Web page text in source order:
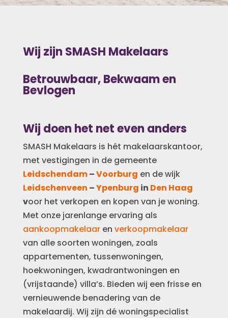
Wij zijn SMASH Makelaars
Betrouwbaar, Bekwaam en
Bevlogen
Wij doen het net even anders
SMASH Makelaars is hét makelaarskantoor,
met vestigingen in de gemeente
Leidschendam–Voorburg en de wijk
Leidschenveen –Ypenburg in Den Haag
voor het verkopen en kopen van je woning.
Met onze jarenlange ervaring als
aankoopmakelaaren verkoopmakelaar
van alle soorten woningen, zoals
appartementen, tussenwoningen,
hoekwoningen, kwadrantwoningen en
(vrijstaande) villa’s. Bieden wij een frisse en
vernieuwende benadering van de
makelaardij. Wij zijn dé woningspecialist